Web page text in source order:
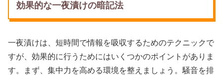
効果的な一夜漬けの暗記法
一夜漬けは、短時間で情報を吸収するためのテクニックで
すが、効果的に行うためにはいくつかのポイントがありま
す。まず、集中力を高める環境を整えましょう。騒音を排